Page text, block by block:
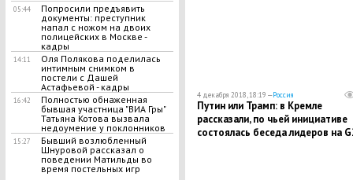
05:44
Попросили предъявить
документы: преступник
напал с ножом на двоих
полицейских в Москве -
кадры
14:11
Оля Полякова поделилась
интимным снимком в
постели с Дашей
Астафьевой - кадры
16:42
Полностью обнаженная
бывшая участница "ВИА Гры"
Татьяна Котова вызвала
недоумение у поклонников
15:27
Бывший возлюбленный
Шнуровой рассказал о
поведении Матильды во
время постельных игр
4 декабря 2018, 18:19 —Россия
Путин или Трамп: в Кремле
рассказали, по чьей инициативе
состоялась беседа лидеров на